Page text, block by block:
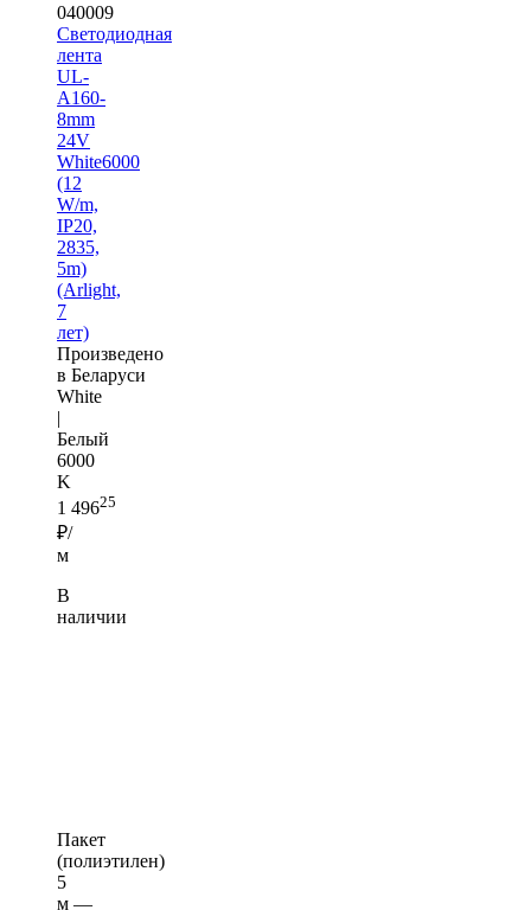
040009
Светодиодная
лента
UL-
A160-
8mm
24V
White6000
(12
W/m,
IP20,
2835,
5m)
(Arlight,
7
лет)
Произведено
в Беларуси
White
|
Белый
6000
K
1 49625
₽/
м
В
наличии
Пакет
(полиэтилен)
5
м —